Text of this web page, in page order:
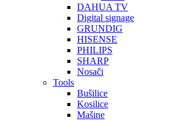
DAHUA TV
Digital signage
GRUNDIG
HISENSE
PHILIPS
SHARP
Nosači
Tools
Bušilice
Kosilice
Mašine